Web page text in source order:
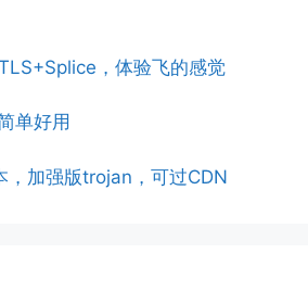
，体验飞的感觉
单好用
加强版trojan，可过CDN